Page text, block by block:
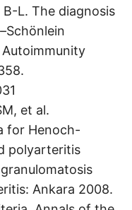
B-L. The diagnosis
et al.
for Henoch-
polyarteritis
Ankara 2008.